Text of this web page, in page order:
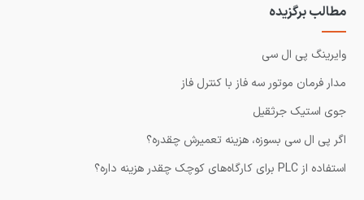
مطالب برگزیده
وایرینگ پی ال سی
مدار فرمان موتور سه فاز با کنترل فاز
جوی استیک جرثقیل
اگر پی ال سی بسوزه، هزینه تعمیرش چقدره؟
استفاده از PLC برای کارگاه‌های کوچک چقدر هزینه داره؟